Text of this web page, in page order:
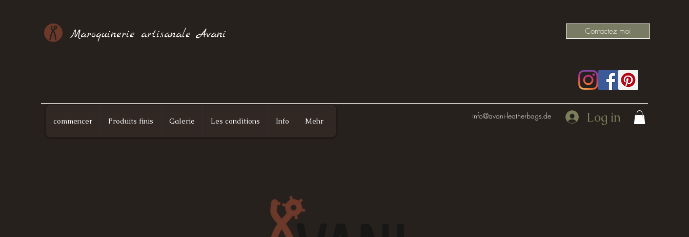
Maroquinerie artisanale Avani Contactez moi
commencer Produits finis Galerie Les conditions Info Mehr
info@avani-leatherbags.de Log in